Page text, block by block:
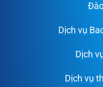
Dịch vụ
Dịch
Dịch vụ